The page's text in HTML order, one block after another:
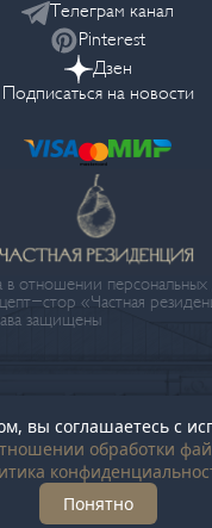
вы соглашаетесь с
обработки
Понятно
Телеграм канал
Pinterest
Дзен
Подписаться на новости
в отношении персональных
стор «Частная
защищены